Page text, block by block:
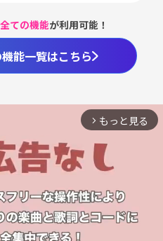
全ての機能が利用可能！
能一覧はこちら
arrow_forward_ios もっと見る